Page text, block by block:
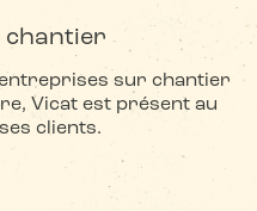
chantier
sur chantier
Vicat est présent au
clients.